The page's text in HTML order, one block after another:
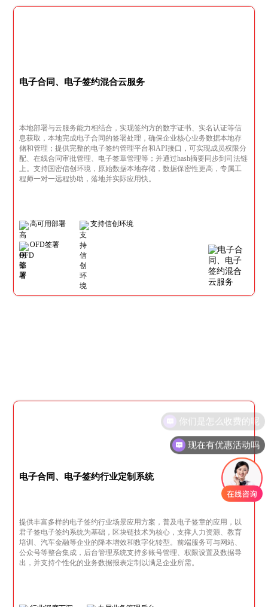
电子合同、电子签约混合云服务
本地部署与云服务能力相结合，实现签约方的数字证书、实名认证等信
息获取，本地完成电子合同的签署处理，确保企业核心业务数据本地存
储和管理；提供完整的电子签约管理平台和API接口，可实现成员权限分
配、在线合同审批管理、电子签章管理等；并通过hash摘要同步到司法链
上。支持国密信创环境，原始数据本地存储，数据保密性更高，专属工
程师一对一远程协助，落地并实际应用快。
高可用部署 支持信创环境
OFD签署
电子合同、电子签约行业定制系统
提供丰富多样的电子签约行业场景应用方案，普及电子签章的应用，以
君子签电子签约系统为基础，区块链技术为核心，支撑人力资源、教育
培训、汽车金融等企业的降本增效和数字化转型。前端服务可与网站、
公众号等整合集成，后台管理系统支持多账号管理、权限设置及数据导
出，并支持个性化的业务数据报表定制以满足企业所需。
现在有优惠活动吗